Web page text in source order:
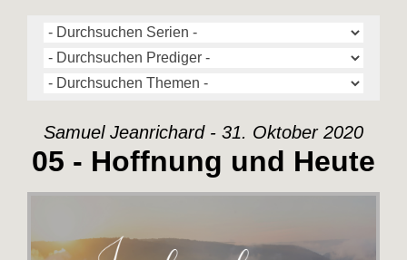
Samuel Jeanrichard - 31. Oktober 2020
05 - Hoffnung und Heute